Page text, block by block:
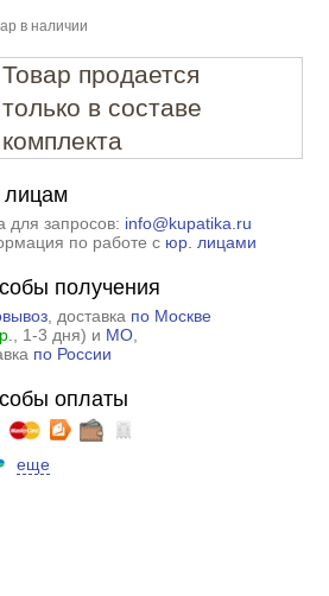
в наличии
Товар продается
только в составе
комплекта
для запросов: info@kupatika.ru
по работе с юр. лицами
получения
, доставка по Москве
, 1-3 дня) и МО,
по России
оплаты
еще